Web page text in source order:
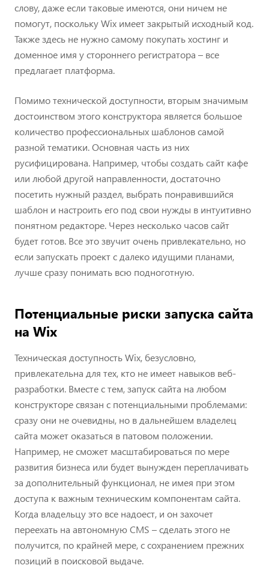
слову, даже если таковые имеются, они ничем не
помогут, поскольку Wix имеет закрытый исходный код.
Также здесь не нужно самому покупать хостинг и
доменное имя у стороннего регистратора – все
предлагает платформа.
Помимо технической доступности, вторым значимым
достоинством этого конструктора является большое
количество профессиональных шаблонов самой
разной тематики. Основная часть из них
русифицирована. Например, чтобы создать сайт кафе
или любой другой направленности, достаточно
посетить нужный раздел, выбрать понравившийся
шаблон и настроить его под свои нужды в интуитивно
понятном редакторе. Через несколько часов сайт
будет готов. Все это звучит очень привлекательно, но
если запускать проект с далеко идущими планами,
лучше сразу понимать всю подноготную.
Потенциальные риски запуска сайта
на Wix
Техническая доступность Wix, безусловно,
привлекательна для тех, кто не имеет навыков веб-
разработки. Вместе с тем, запуск сайта на любом
конструкторе связан с потенциальными проблемами:
сразу они не очевидны, но в дальнейшем владелец
сайта может оказаться в патовом положении.
Например, не сможет масштабироваться по мере
развития бизнеса или будет вынужден переплачивать
за дополнительный функционал, не имея при этом
доступа к важным техническим компонентам сайта.
Когда владельцу это все надоест, и он захочет
переехать на автономную CMS – сделать этого не
получится, по крайней мере, с сохранением прежних
позиций в поисковой выдаче.